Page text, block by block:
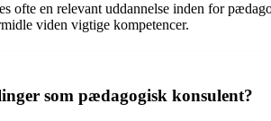
ofte en relevant uddannelse inden for
viden vigtige kompetencer.
som pædagogisk konsulent?